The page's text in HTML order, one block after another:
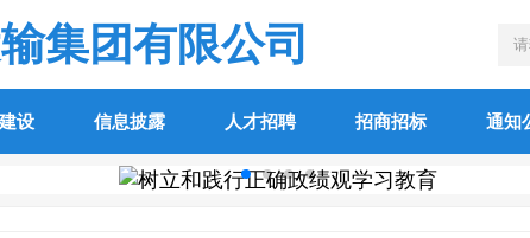
集团有限公司
设 信息披露 人才招聘 招商招标 通知